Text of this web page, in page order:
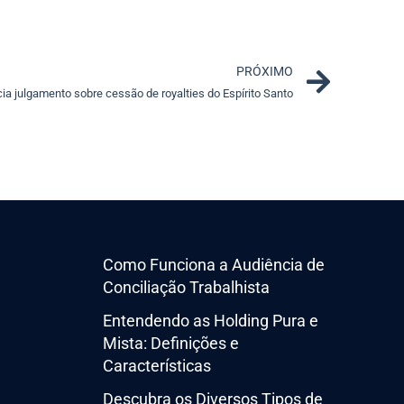
PRÓXIMO
julgamento sobre cessão de royalties do Espírito Santo
Como Funciona a Audiência de
Conciliação Trabalhista
Entendendo as Holding Pura e
Mista: Definições e
Características
Descubra os Diversos Tipos de